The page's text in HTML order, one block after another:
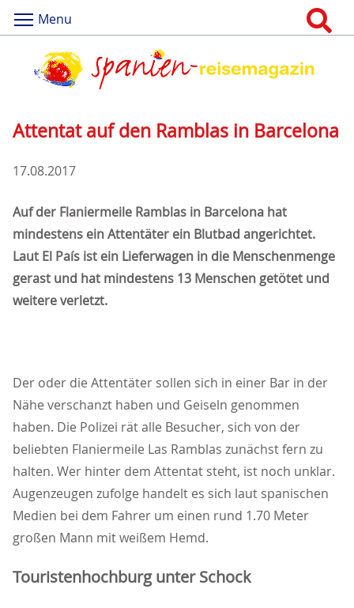
Menu
Attentat auf den Ramblas in Barcelona
17.08.2017
Auf der Flaniermeile Ramblas in Barcelona hat
mindestens ein Attentäter ein Blutbad angerichtet.
Laut El País ist ein Lieferwagen in die Menschenmenge
gerast und hat mindestens 13 Menschen getötet und
weitere verletzt.
Der oder die Attentäter sollen sich in einer Bar in der
Nähe verschanzt haben und Geiseln genommen
haben. Die Polizei rät alle Besucher, sich von der
beliebten Flaniermeile Las Ramblas zunächst fern zu
halten. Wer hinter dem Attentat steht, ist noch unklar.
Augenzeugen zufolge handelt es sich laut spanischen
Medien bei dem Fahrer um einen rund 1.70 Meter
großen Mann mit weißem Hemd.
Touristenhochburg unter Schock